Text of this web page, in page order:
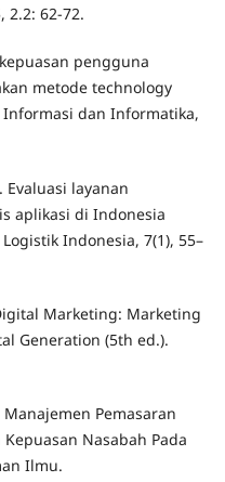
2.2: 62-72.
pengguna
metode technology
Informasi dan Informatika,
Evaluasi layanan
aplikasi di Indonesia
Indonesia, 7(1), 55–
Marketing: Marketing
Generation (5th ed.).
Pemasaran
Nasabah Pada
Ilmu.